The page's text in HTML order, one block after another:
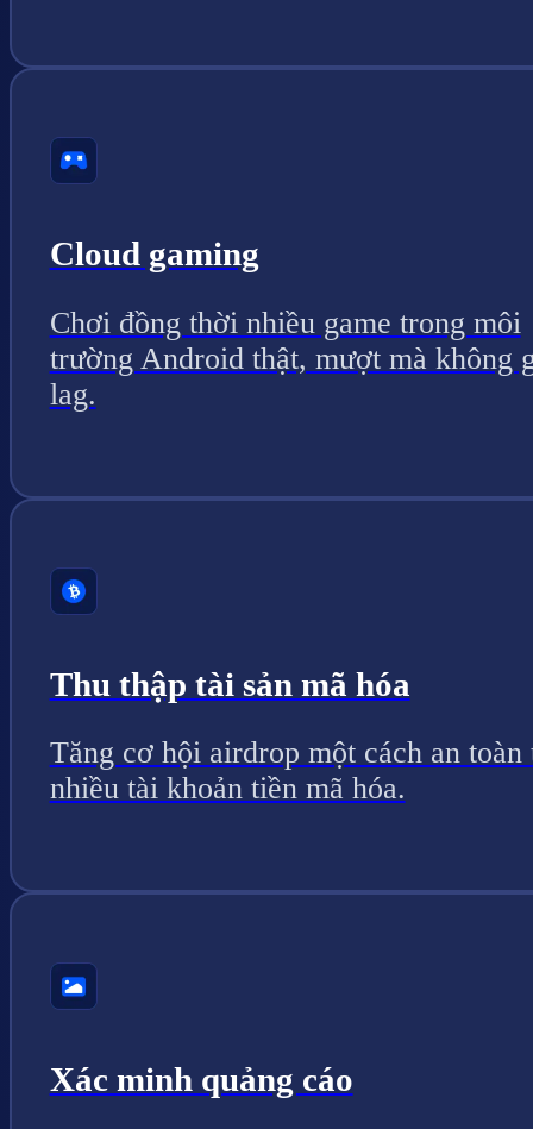
Cloud gaming
Chơi đồng thời nhiều game trong môi
trường Android thật, mượt mà không
lag.
Thu thập tài sản mã hóa
Tăng cơ hội airdrop một cách an toàn
nhiều tài khoản tiền mã hóa.
Xác minh quảng cáo